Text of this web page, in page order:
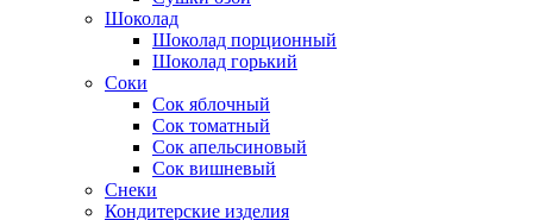
Шоколад
Шоколад порционный
Шоколад горький
Соки
Сок яблочный
Сок томатный
Сок апельсиновый
Сок вишневый
Снеки
Кондитерские изделия